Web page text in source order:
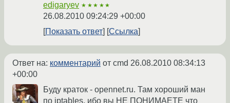
edigaryev ★★★★★
26.08.2010 09:24:29 +00:00
Показать ответ
Ссылка
Ответ на: комментарий от cmd 26.08.2010 08:34:13
+00:00
Буду краток - opennet.ru. Там хороший ман
по iptables, ибо вы НЕ ПОНИМАЕТЕ что